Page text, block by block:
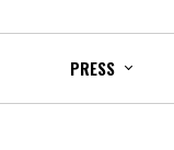
PRESS